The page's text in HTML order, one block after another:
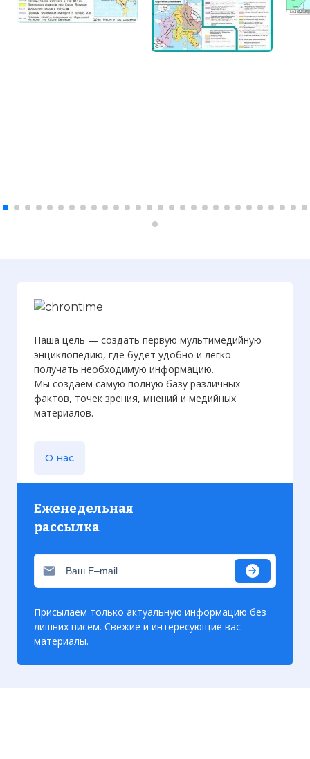
Наша цель — создать первую мультимедийную
энциклопедию, где будет удобно и легко
получать необходимую информацию.
Мы создаем самую полную базу различных
фактов, точек зрения, мнений и медийных
материалов.
О нас
Еженедельная
рассылка
Присылаем только актуальную информацию без
лишних писем. Свежие и интересующие вас
материалы.